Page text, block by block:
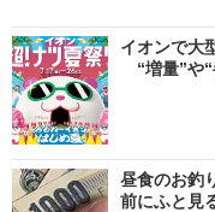
イオンで大
“増量”や“
昼食のお釣
前にふと